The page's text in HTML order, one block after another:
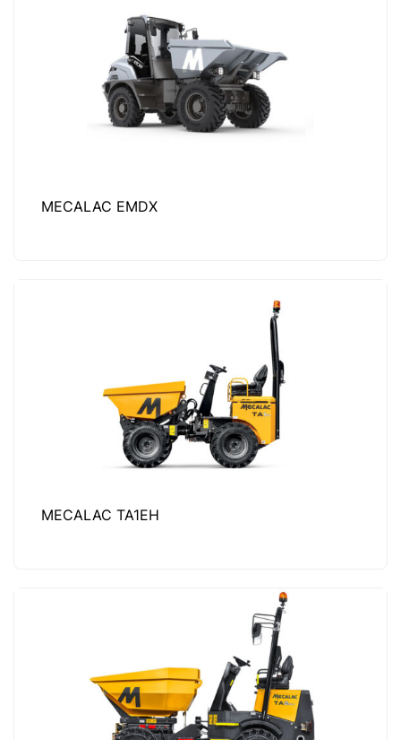
MECALAC EMDX
MECALAC TA1EH